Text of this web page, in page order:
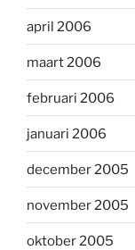
april 2006
maart 2006
februari 2006
januari 2006
december 2005
november 2005
oktober 2005